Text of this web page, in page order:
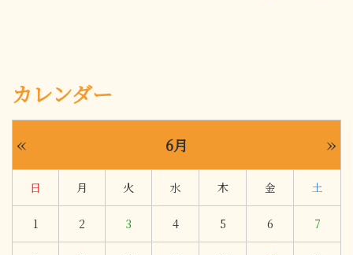
カレンダー
« 6月 »
日 月 火 水 木 金 土
1 2 3 4 5 6 7